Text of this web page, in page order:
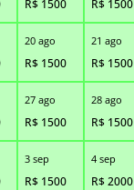
R$ 1500 R$ 1500
20 ago
R$ 1500
21 ago
R$ 1500
27 ago
R$ 1500
28 ago
R$ 1500
3 sep
R$ 1500
4 sep
R$2000